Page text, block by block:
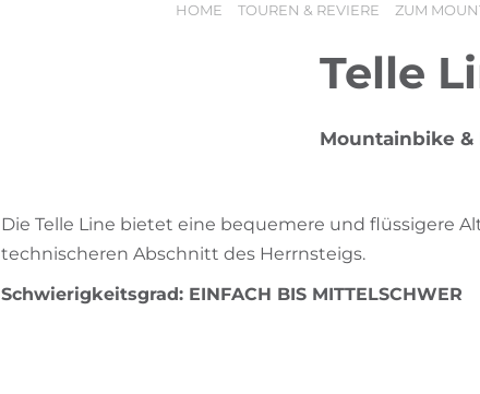
HOME TOUREN & REVIERE ZUM
Telle
Mountainbike &
Die Telle Line bietet eine bequemere und flüssigere
technischeren Abschnitt des Herrnsteigs.
Schwierigkeitsgrad: EINFACH BIS MITTELSCHWER